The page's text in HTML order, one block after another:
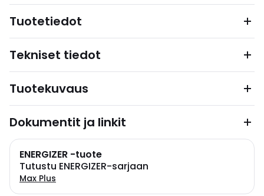
Tuotetiedot
Tekniset tiedot
Tuotekuvaus
Dokumentit ja linkit
ENERGIZER -tuote
Tutustu ENERGIZER-sarjaan
Max Plus